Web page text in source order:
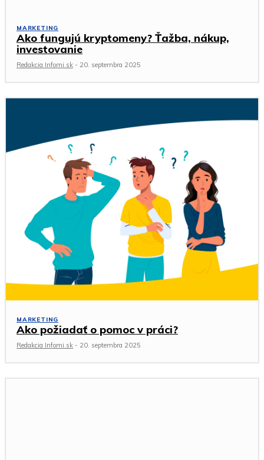
MARKETING
Ako fungujú kryptomeny? Ťažba, nákup,
investovanie
Redakcia Infomi.sk - 20. septembra 2025
MARKETING
Ako požiadať o pomoc v práci?
Redakcia Infomi.sk - 20. septembra 2025